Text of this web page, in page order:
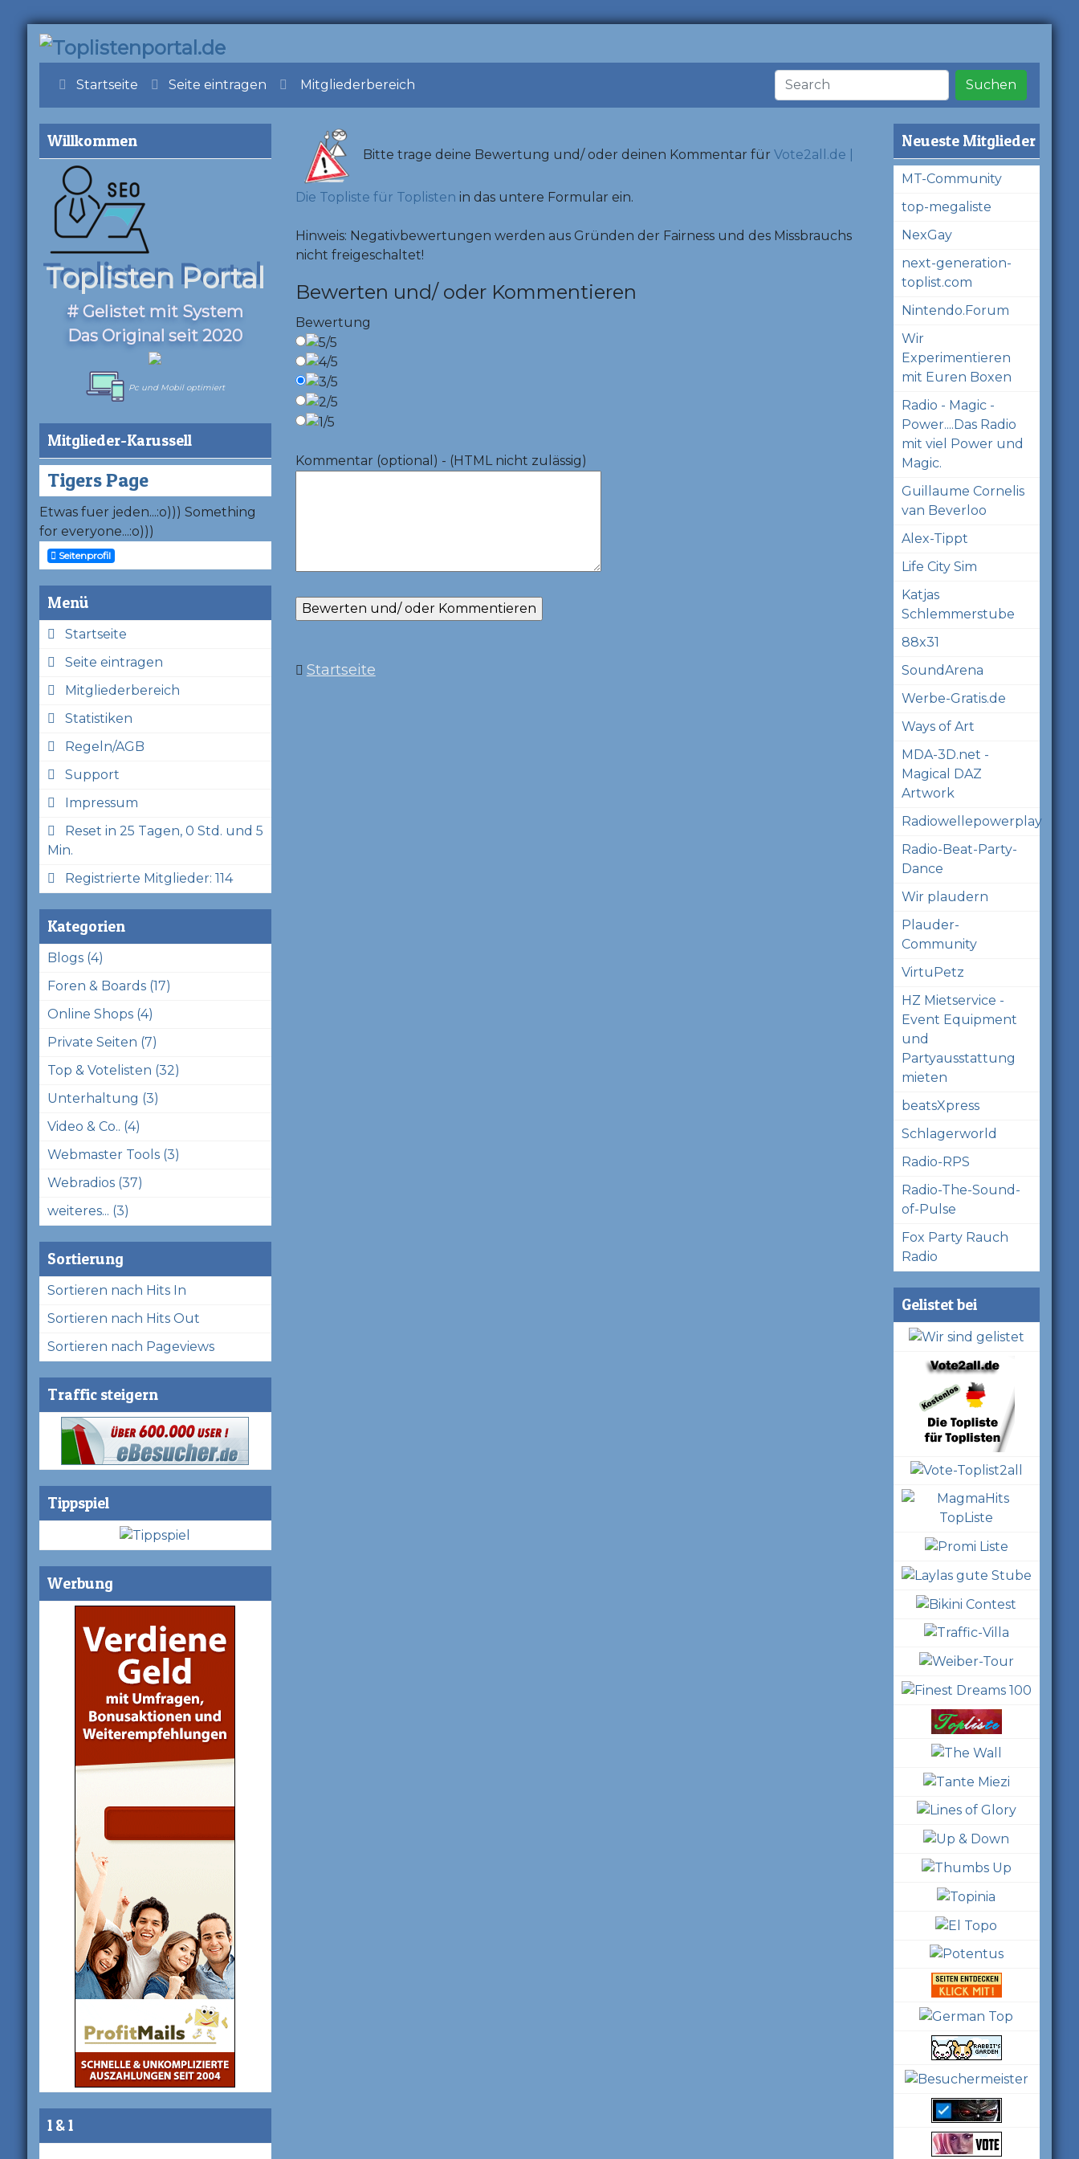
Startseite Seite eintragen Mitgliederbereich Suchen
Willkommen
Toplisten Portal
# Gelistet mit System
Das Original seit 2020
Pc und Mobil optimiert
Mitglieder-Karussell
Tigers Page
Etwas fuer jeden...:o))) Something
for everyone...:o)))
Seitenprofil
Menü
Startseite
Seite eintragen
Mitgliederbereich
Statistiken
Regeln/AGB
Support
Impressum
Reset in 25 Tagen, 0 Std. und 5
Min.
Registrierte Mitglieder: 114
Kategorien
Blogs (4)
Foren & Boards (17)
Online Shops (4)
Private Seiten (7)
Top & Votelisten (32)
Unterhaltung (3)
Video & Co.. (4)
Webmaster Tools (3)
Webradios (37)
weiteres... (3)
Sortierung
Sortieren nach Hits In
Sortieren nach Hits Out
Sortieren nach Pageviews
Traffic steigern
Tippspiel
Werbung
1 & 1
Bitte trage deine Bewertung und/ oder deinen Kommentar für Vote2all.de |
Die Topliste für Toplisten in das untere Formular ein.
Hinweis: Negativbewertungen werden aus Gründen der Fairness und des Missbrauchs
nicht freigeschaltet!
Bewerten und/ oder Kommentieren
Bewertung
Kommentar (optional) - (HTML nicht zulässig)
Startseite
Neueste Mitglieder
MT-Community
top-megaliste
NexGay
next-generation-
toplist.com
Nintendo.Forum
Wir
Experimentieren
mit Euren Boxen
Radio - Magic -
Power....Das Radio
mit viel Power und
Magic.
Guillaume Cornelis
van Beverloo
Alex-Tippt
Life City Sim
Katjas
Schlemmerstube
88x31
SoundArena
Werbe-Gratis.de
Ways of Art
MDA-3D.net -
Magical DAZ
Artwork
Radiowellepowerplay
Radio-Beat-Party-
Dance
Wir plaudern
Plauder-
Community
VirtuPetz
HZ Mietservice -
Event Equipment
und
Partyausstattung
mieten
beatsXpress
Schlagerworld
Radio-RPS
Radio-The-Sound-
of-Pulse
Fox Party Rauch
Radio
Gelistet bei